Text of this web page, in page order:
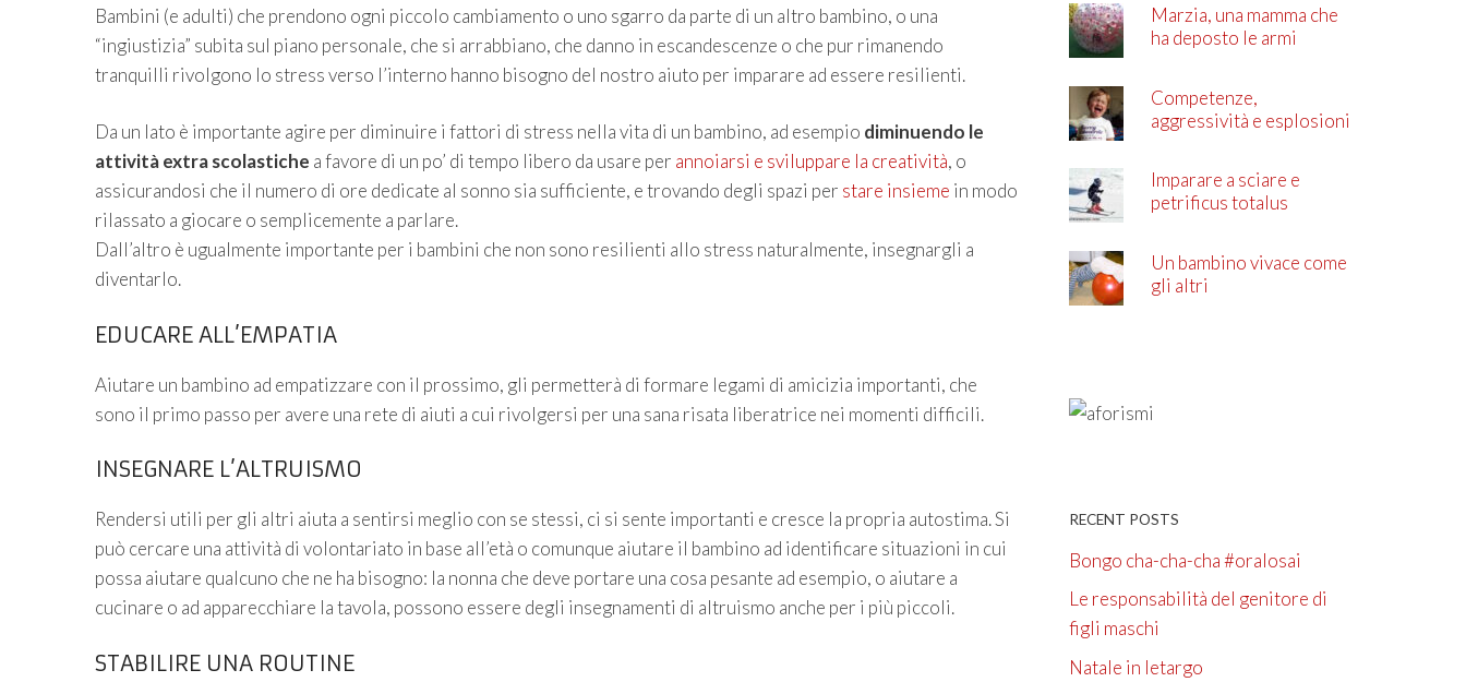
Bambini (e adulti) che prendono ogni piccolo cambiamento o uno sgarro da parte di un altro bambino, o una
“ingiustizia” subita sul piano personale, che si arrabbiano, che danno in escandescenze o che pur rimanendo
tranquilli rivolgono lo stress verso l’interno hanno bisogno del nostro aiuto per imparare ad essere resilienti.
Da un lato è importante agire per diminuire i fattori di stress nella vita di un bambino, ad esempio diminuendo le
attività extra scolastiche a favore di un po’ di tempo libero da usare per annoiarsi e sviluppare la creatività, o
assicurandosi che il numero di ore dedicate al sonno sia sufficiente, e trovando degli spazi per stare insieme in modo
rilassato a giocare o semplicemente a parlare.
Dall’altro è ugualmente importante per i bambini che non sono resilienti allo stress naturalmente, insegnargli a
diventarlo.
EDUCARE ALL’EMPATIA
Aiutare un bambino ad empatizzare con il prossimo, gli permetterà di formare legami di amicizia importanti, che
sono il primo passo per avere una rete di aiuti a cui rivolgersi per una sana risata liberatrice nei momenti difficili.
INSEGNARE L’ALTRUISMO
Rendersi utili per gli altri aiuta a sentirsi meglio con se stessi, ci si sente importanti e cresce la propria autostima. Si
può cercare una attività di volontariato in base all’età o comunque aiutare il bambino ad identificare situazioni in cui
possa aiutare qualcuno che ne ha bisogno: la nonna che deve portare una cosa pesante ad esempio, o aiutare a
cucinare o ad apparecchiare la tavola, possono essere degli insegnamenti di altruismo anche per i più piccoli.
STABILIRE UNA ROUTINE
Marzia, una mamma che
ha deposto le armi
Competenze,
aggressività e esplosioni
Imparare a sciare e
petrificus totalus
Un bambino vivace come
gli altri
RECENT POSTS
Bongo cha-cha-cha #oralosai
Le responsabilità del genitore di
figli maschi
Natale in letargo